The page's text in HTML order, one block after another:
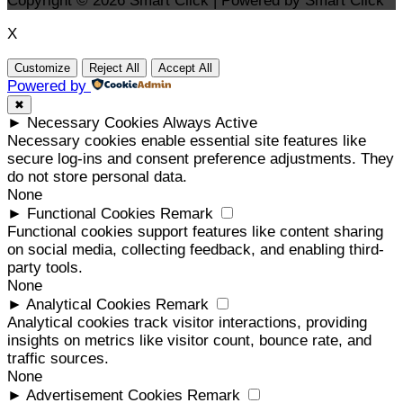
X
Customize Reject All Accept All
Powered by
✖
► Necessary Cookies Always Active
Necessary cookies enable essential site features like
secure log-ins and consent preference adjustments. They
do not store personal data.
None
► Functional Cookies Remark
Functional cookies support features like content sharing
on social media, collecting feedback, and enabling third-
party tools.
None
► Analytical Cookies Remark
Analytical cookies track visitor interactions, providing
insights on metrics like visitor count, bounce rate, and
traffic sources.
None
► Advertisement Cookies Remark